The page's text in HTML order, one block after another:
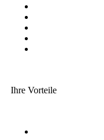
Ihre Vorteile